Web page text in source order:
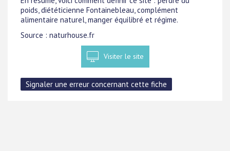
poids, diététicienne Fontainebleau, complément
alimentaire naturel, manger équilibré et régime.
Source : naturhouse.fr
Visiter le site